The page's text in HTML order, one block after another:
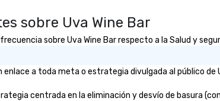
sobre Uva Wine Bar
sobre Uva Wine Bar respecto a la Salud y
enlace a toda meta o estrategia divulgada al público de
centrada en la eliminación y desvío de basura